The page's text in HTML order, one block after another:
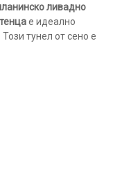
ливадно
е идеално
тунел от сено е